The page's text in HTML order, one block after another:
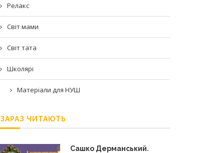
Релакс
Світ мами
Світ тата
Школярі
Матеріали для НУШ
ЗАРАЗ ЧИТАЮТЬ
Сашко Дерманський.